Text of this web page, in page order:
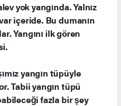
yok yangında. Yalnız
içeride. Bu dumanın
Yangını ilk gören
yangın tüpüyle
Tabii yangın tüpü
fazla bir şey